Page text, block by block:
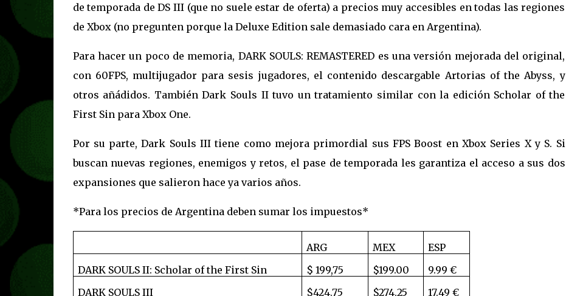
de temporada de DS III (que no suele estar de oferta) a precios muy accesibles en todas las regiones
de Xbox (no pregunten porque la Deluxe Edition sale demasiado cara en Argentina).
Para hacer un poco de memoria, DARK SOULS: REMASTERED es una versión mejorada del original,
con 60FPS, multijugador para sesis jugadores, el contenido descargable Artorias of the Abyss, y
otros añádidos. También Dark Souls II tuvo un tratamiento similar con la edición Scholar of the
First Sin para Xbox One.
Por su parte, Dark Souls III tiene como mejora primordial sus FPS Boost en Xbox Series X y S. Si
buscan nuevas regiones, enemigos y retos, el pase de temporada les garantiza el acceso a sus dos
expansiones que salieron hace ya varios años.
*Para los precios de Argentina deben sumar los impuestos*
ARG MEX
ESP
DARK SOULS II: Scholar of the First Sin
$ 199,75 $199.00
9.99 €
DARK SOULS III
$424.75 $274.25
17.49 €